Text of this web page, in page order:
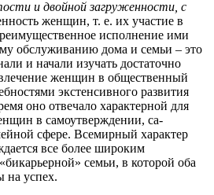
и двойной загруженности, с
жен­щин, т. е. их участие в
исполнение ими
обслуживанию дома и семьи – это
и начали изучать достаточно
женщин в общественный
экстенсивного развития
оно отвечало характерной для
в самоутверждении, са­
сфере. Всемирный харак­тер
все более широким
семьи, в кото­рой оба
на успех.